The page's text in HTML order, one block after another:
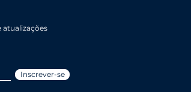
atualizações
Inscrever-se